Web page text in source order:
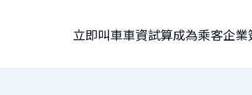
立即叫車車資試算成為乘客企業